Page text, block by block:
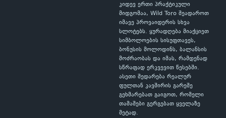
კიდევ ერთი პრაქტიკული
მიდგომაა, Wild Toro შეადაროთ
იმავე პროვაიდერის სხვა
სლოტებს. ყურადღება მიაქციეთ
სიმბოლოების სისუფთავეს,
ბონუსის მოლოდინს, ბალანსის
მოძრაობას და იმას, რამდენად
სწრაფად ერკვევით წესებში.
ასეთი შედარება რეალურ
ფულთან კავშირის გარეშე
გეხმარებათ გაიგოთ, რომელი
თამაშები გერგებათ ყველაზე
მეტად.